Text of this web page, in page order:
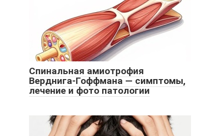
Спинальная амиотрофия
Верднига-Гоффмана — симптомы,
лечение и фото патологии